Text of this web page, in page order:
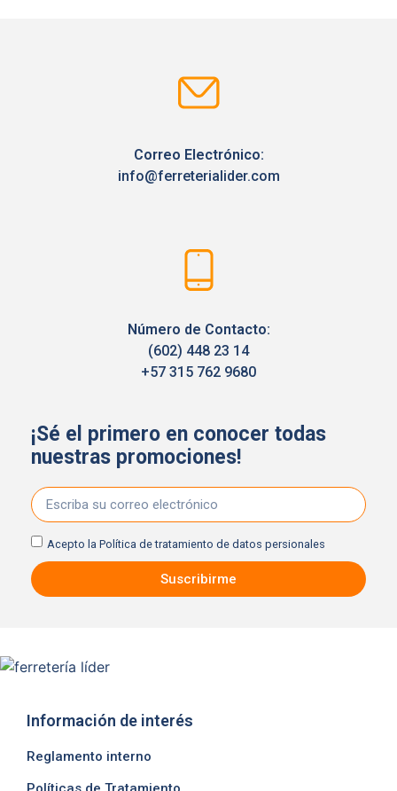
Correo Electrónico:
info@ferreterialider.com
Número de Contacto:
(602) 448 23 14
+57 315 762 9680
¡Sé el primero en conocer todas
nuestras promociones!
Acepto la Política de tratamiento de datos persionales
Suscribirme
Información de interés
Reglamento interno